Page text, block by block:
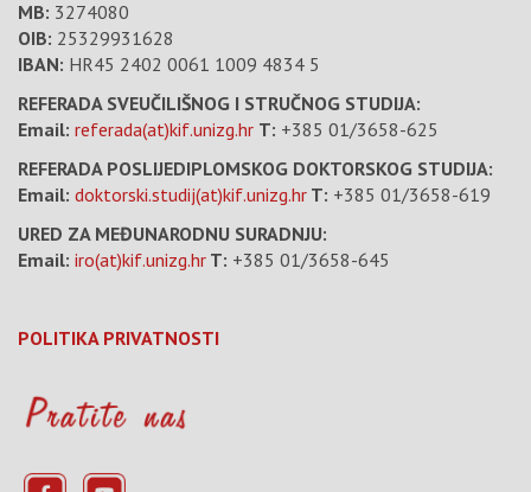
MB: 3274080
OIB: 25329931628
IBAN: HR45 2402 0061 1009 4834 5
REFERADA SVEUČILIŠNOG I STRUČNOG STUDIJA:
Email: referada(at)kif.unizg.hr T: +385 01/3658-625
REFERADA POSLIJEDIPLOMSKOG DOKTORSKOG STUDIJA:
Email: doktorski.studij(at)kif.unizg.hr T: +385 01/3658-619
URED ZA MEĐUNARODNU SURADNJU:
Email: iro(at)kif.unizg.hr T: +385 01/3658-645
POLITIKA PRIVATNOSTI